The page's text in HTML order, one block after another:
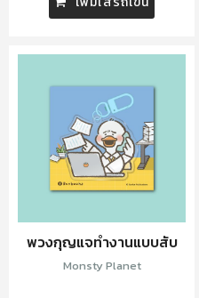
พวงกุญแจทำงานแบบสับ
Monsty Planet